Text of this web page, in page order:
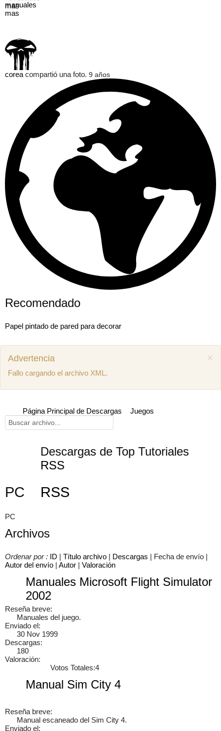
corea compartió una foto. 9 años
Juan miguel Como puedo descargar el manual de mecánica
Recomendado
Papel pintado de pared para decorar
×
Advertencia
Fallo cargando el archivo XML.
Página Principal de Descargas Juegos
Descargas de Top Tutoriales
RSS
PC RSS
PC
Archivos
Ordenar por : ID | Título archivo | Descargas | Fecha de envío |
Autor del envío | Autor | Valoración
Manuales Microsoft Flight Simulator
2002
Reseña breve:
Manuales del juego.
Enviado el:
30 Nov 1999
Descargas:
180
Valoración:
Votos Totales:4
Manual Sim City 4
Reseña breve:
Manual escaneado del Sim City 4.
Enviado el: